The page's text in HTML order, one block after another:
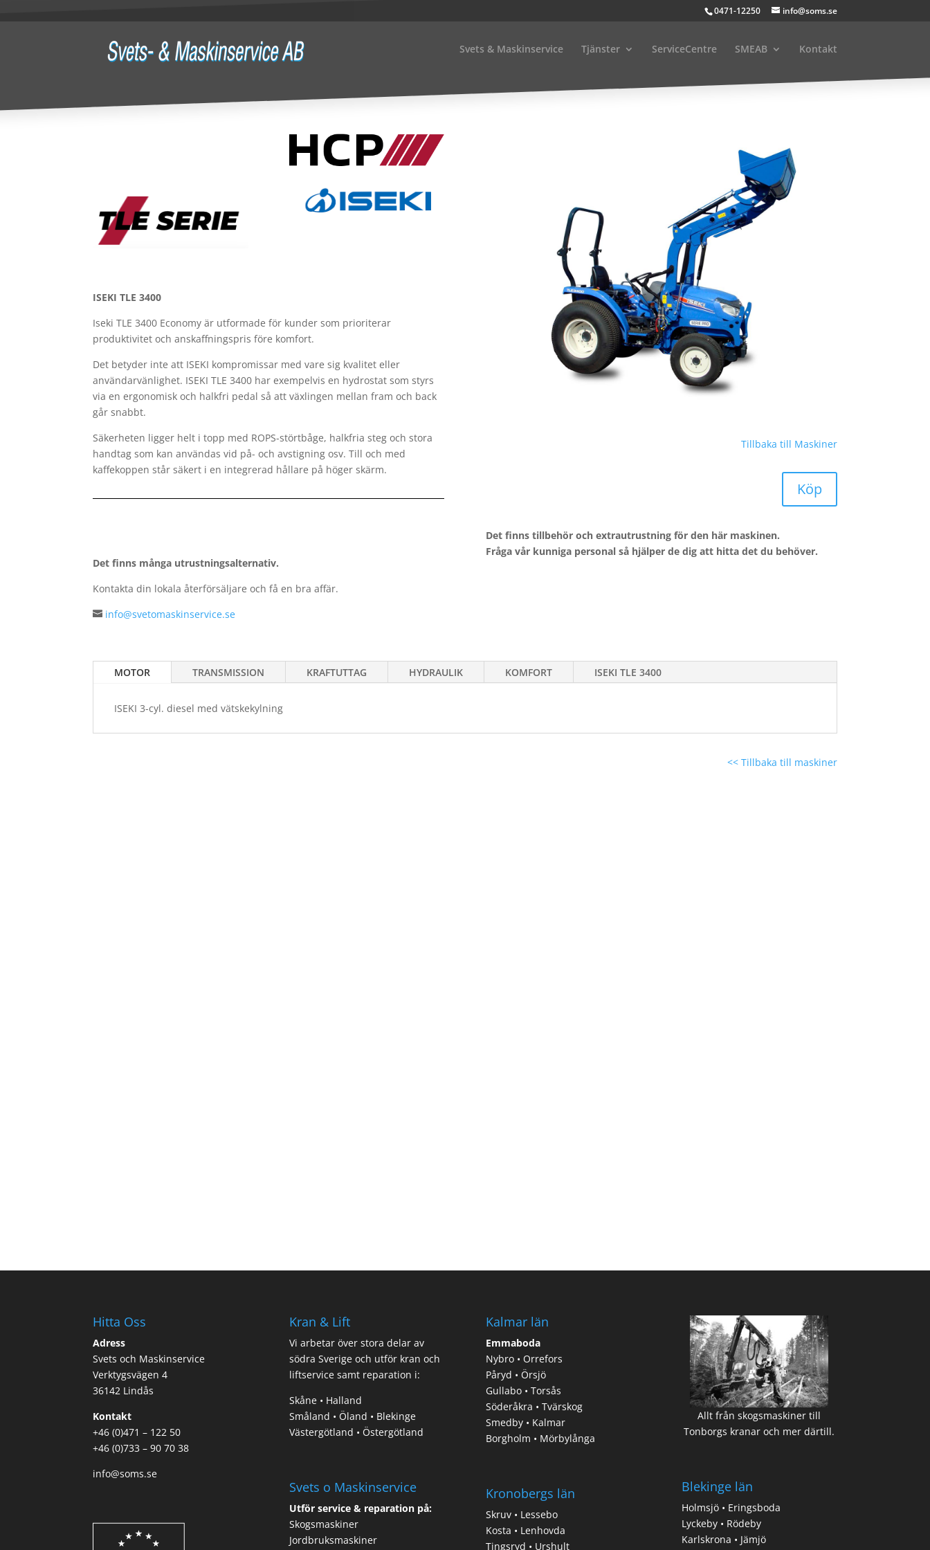
0471-12250 info@soms.se
Svets & Maskinservice Tjänster ServiceCentre SMEAB Kontakt
ISEKI TLE 3400
Iseki TLE 3400 Economy är utformade för kunder som prioriterar
produktivitet och anskaffningspris före komfort.
Det betyder inte att ISEKI kompromissar med vare sig kvalitet eller
användarvänlighet. ISEKI TLE 3400 har exempelvis en hydrostat som styrs
via en ergonomisk och halkfri pedal så att växlingen mellan fram och back
går snabbt.
Säkerheten ligger helt i topp med ROPS-störtbåge, halkfria steg och stora
handtag som kan användas vid på- och avstigning osv. Till och med
kaffekoppen står säkert i en integrerad hållare på höger skärm.
Det finns många utrustningsalternativ.
Kontakta din lokala återförsäljare och få en bra affär.
info@svetomaskinservice.se
Tillbaka till Maskiner
Köp
Det finns tillbehör och extrautrustning för den här maskinen.
Fråga vår kunniga personal så hjälper de dig att hitta det du behöver.
MOTOR TRANSMISSION KRAFTUTTAG HYDRAULIK KOMFORT ISEKI TLE 3400
ISEKI 3-cyl. diesel med vätskekylning
<< Tillbaka till maskiner
Hitta Oss
Adress
Svets och Maskinservice
Verktygsvägen 4
36142 Lindås
Kontakt
+46 (0)471 – 122 50
+46 (0)733 – 90 70 38
info@soms.se
Kran & Lift
Vi arbetar över stora delar av
södra Sverige och utför kran och
liftservice samt reparation i:
Skåne • Halland
Småland • Öland • Blekinge
Västergötland • Östergötland
Svets o Maskinservice
Utför service & reparation på:
Skogsmaskiner
Jordbruksmaskiner
Kalmar län
Emmaboda
Nybro • Orrefors
Påryd • Örsjö
Gullabo • Torsås
Söderåkra • Tvärskog
Smedby • Kalmar
Borgholm • Mörbylånga
Kronobergs län
Skruv • Lessebo
Kosta • Lenhovda
Tingsryd • Urshult
Allt från skogsmaskiner till
Tonborgs kranar och mer därtill.
Blekinge län
Holmsjö • Eringsboda
Lyckeby • Rödeby
Karlskrona • Jämjö